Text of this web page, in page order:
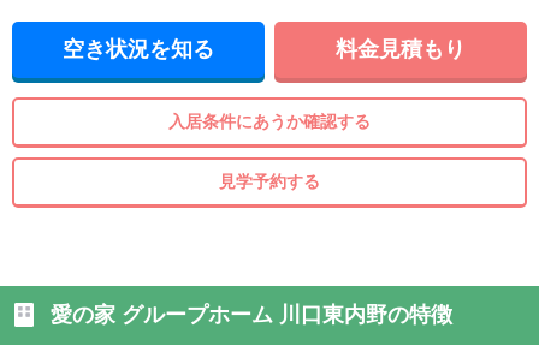
空き状況を知る 料金見積もり
入居条件にあうか確認する
見学予約する
愛の家 グループホーム 川口東内野の特徴